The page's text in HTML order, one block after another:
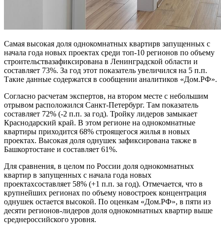
Самая высокая доля однокомнатных квартирв запущенных с
начала года новых проектах среди топ-10 регионов по объему
строительствазафиксирована в Ленинградской области и
составляет 73%. За год этот показатель увеличился на 5 п.п.
Такие данные содержатся в сообщении аналитиков «Дом.РФ».
Согласно расчетам экспертов, на втором месте с небольшим
отрывом расположился Санкт-Петербург. Там показатель
составляет 72% (-2 п.п. за год). Тройку лидеров замыкает
Краснодарский край. В этом регионе на однокомнатные
квартиры приходится 68% строящегося жилья в новых
проектах. Высокая доля однушек зафиксирована также в
Башкортостане и составляет 61%.
Для сравнения, в целом по России доля однокомнатных
квартир в запущенных с начала года новых
проектахсоставляет 58% (+1 п.п. за год). Отмечается, что в
крупнейших регионах по объему новостроек концентрация
однушек остается высокой. По оценкам «Дом.РФ», в пяти из
десяти регионов-лидеров доля однокомнатных квартир выше
среднероссийского уровня.